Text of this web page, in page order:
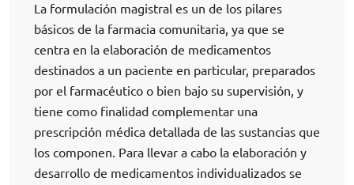
La formulación magistral es un de los pilares
básicos de la farmacia comunitaria, ya que se
centra en la elaboración de medicamentos
destinados a un paciente en particular, preparados
por el farmacéutico o bien bajo su supervisión, y
tiene como finalidad complementar una
prescripción médica detallada de las sustancias que
los componen. Para llevar a cabo la elaboración y
desarrollo de medicamentos individualizados se